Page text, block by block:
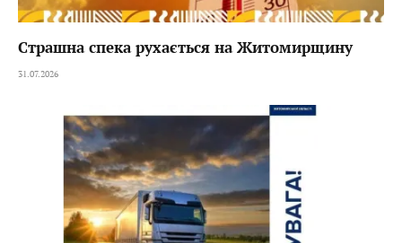
Страшна спека рухається на Житомирщину
31.07.2026